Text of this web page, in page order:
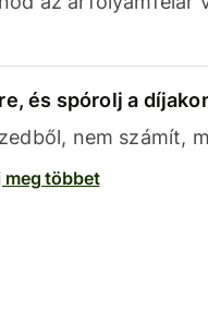
és spórolj a
nem számít,
meg többet